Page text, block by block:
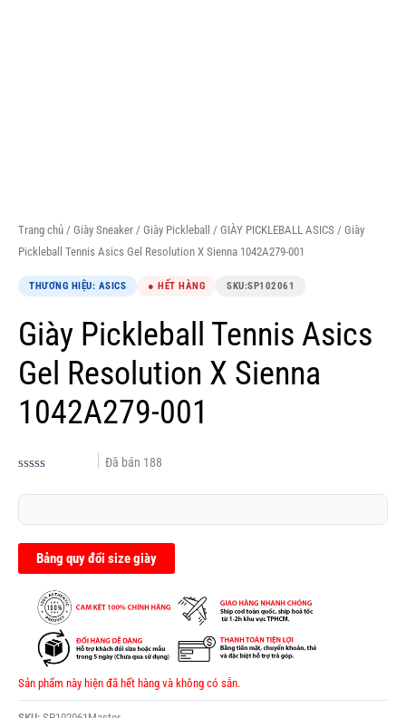
Trang chủ / Giày Sneaker / Giày Pickleball / GIÀY PICKLEBALL ASICS / Giày
Pickleball Tennis Asics Gel Resolution X Sienna 1042A279-001
THƯƠNG HIỆU: ASICS ● HẾT HÀNG SKU:SP102061
Giày Pickleball Tennis Asics
Gel Resolution X Sienna
1042A279-001
xếp
0.0
sao
Đã bán 188
Bảng quy đổi size giày
Sản phẩm này hiện đã hết hàng và không có sẵn.